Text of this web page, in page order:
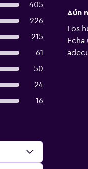
405
226
215
61
50
24
16
Aún
Los
Echa